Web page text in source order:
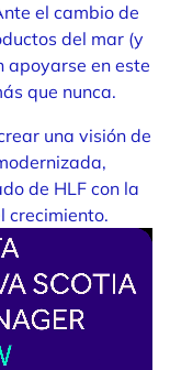
el cambio de
del mar (y
apoyarse en este
que nunca.
una visión de
de HLF con la
crecimiento.